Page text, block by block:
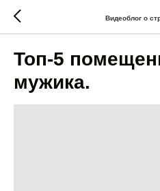
Видеоблог о
Топ-5
мужика.